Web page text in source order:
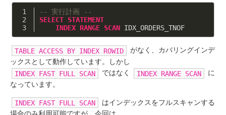
-- 実行計画 --
SELECT STATEMENT
INDEX RANGE SCAN IDX_ORDERS_TNOF
TABLE ACCESS BY INDEX ROWID
がなく、カバリングインデ
ックスとして動作しています。しかし
INDEX FAST FULL SCAN
ではなく INDEX RANGE SCAN
に
なっています。
INDEX FAST FULL SCAN
はインデックスをフルスキャンする